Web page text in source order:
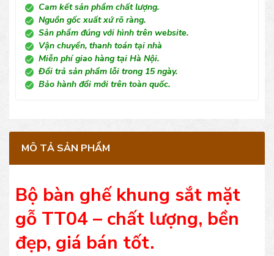
Cam kết sản phẩm chất lượng.
Nguồn gốc xuất xứ rõ ràng.
Sản phẩm đúng với hình trên website.
Vận chuyển, thanh toán tại nhà
Miễn phí giao hàng tại Hà Nội.
Đổi trả sản phẩm lỗi trong 15 ngày.
Bảo hành đổi mới trên toàn quốc.
MÔ TẢ SẢN PHẨM
Bộ bàn ghế khung sắt mặt
gỗ TT04 – chất lượng, bền
đẹp, giá bán tốt.